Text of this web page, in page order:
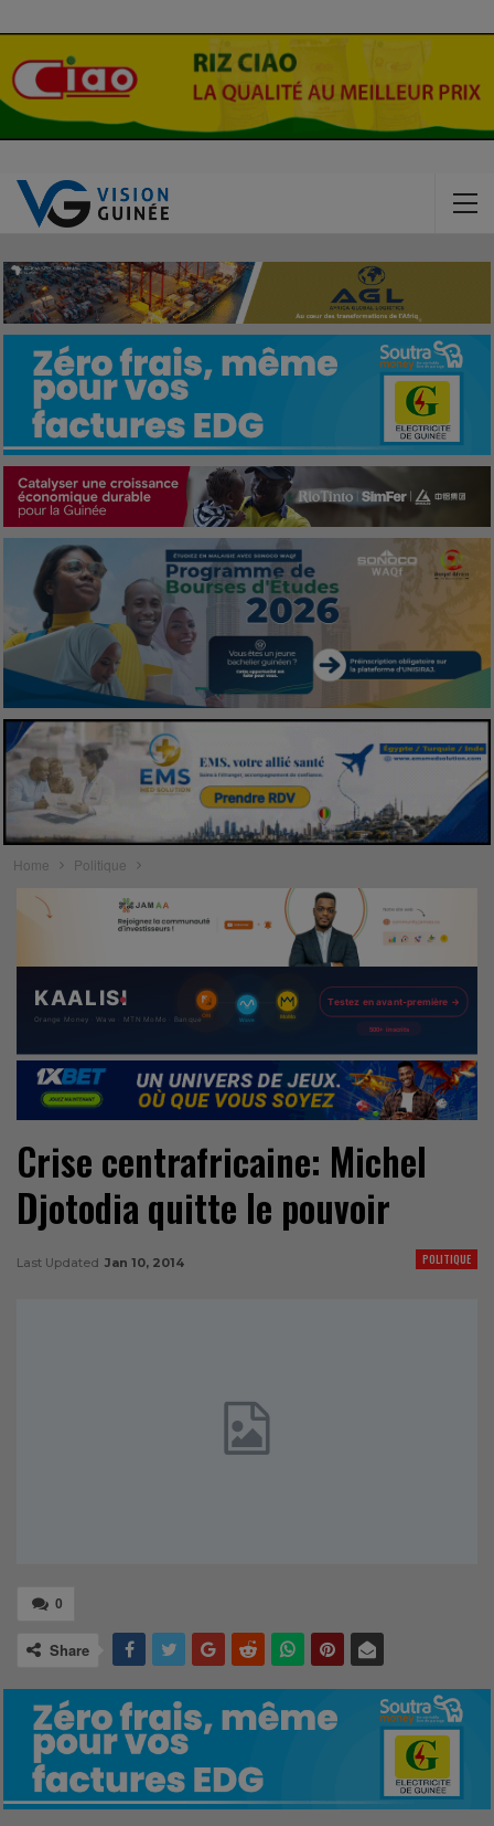
Home Politique
Crise centrafricaine: Michel
Djotodia quitte le pouvoir
POLITIQUE
Last Updated Jan 10, 2014
0
Share